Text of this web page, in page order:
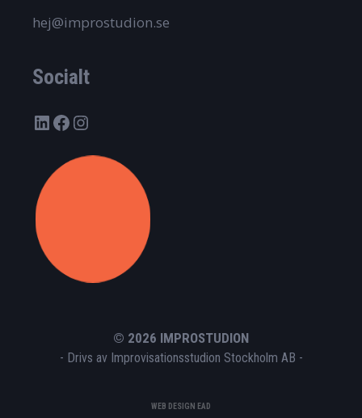
hej@improstudion.se
Socialt
LinkedIn
Facebook
Instagram
© 2026 IMPROSTUDION
- Drivs av Improvisationsstudion Stockholm AB -
WEB DESIGN EAD